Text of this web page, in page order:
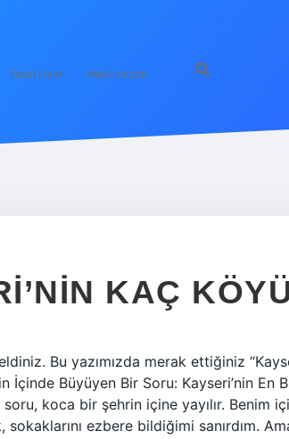
Yasal Uyarı Hakkımızda
KAÇ
Bu yazımızda merak ettiğiniz
İçinde Büyüyen Bir Soru: Kayseri’nin En
koca bir şehrin içine yayılır. Benim
ezbere bildiğimi sanırdım.